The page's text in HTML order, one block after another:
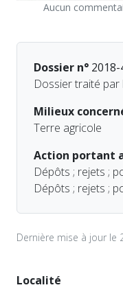
Aucun
Dossier n° 2018-
Dossier traité
Milieux
Terre agricole
Action portant
Dépôts ; rejets ;
Dépôts ; rejets ;
Dernière mise à jour le
Localité